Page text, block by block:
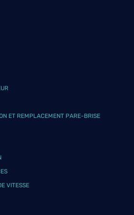
ET REMPLACEMENT PARE-BRISE
VITESSE